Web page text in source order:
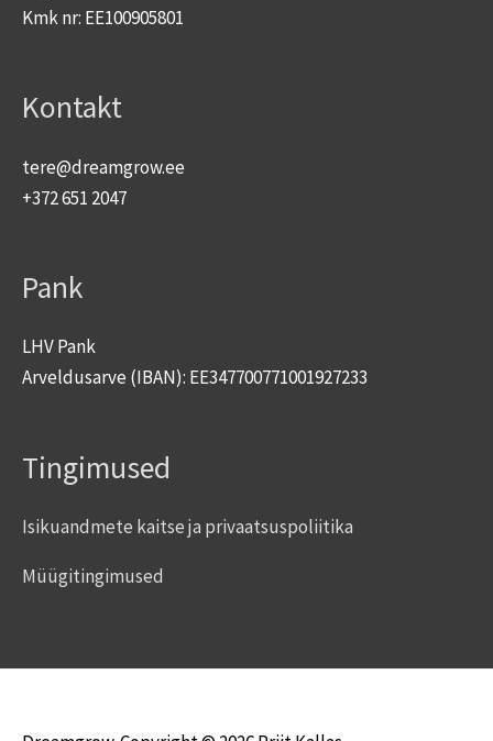
Kmk nr: EE100905801
Kontakt
tere@dreamgrow.ee
+372 651 2047
Pank
LHV Pank
Arveldusarve (IBAN): EE347700771001927233
Tingimused
Isikuandmete kaitse ja privaatsuspoliitika
Müügitingimused